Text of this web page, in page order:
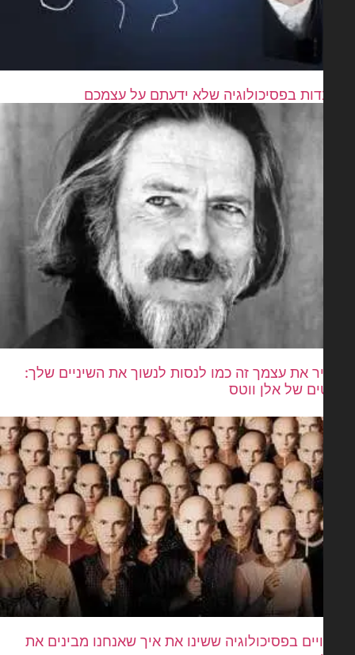
את עצמך זה כמו לנסות לנשוך את השיניים שלך:
של אלן ווטס
בפסיכולוגיה ששינו את איך שאנחנו מבינים את